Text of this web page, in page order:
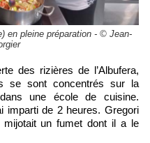
en pleine préparation - © Jean-
se sont concentrés sur la
une école de cuisine.
imparti de 2 heures. Gregori
un fumet dont il a le